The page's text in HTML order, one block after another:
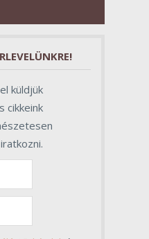
be az egész
küldjük
cikkeink